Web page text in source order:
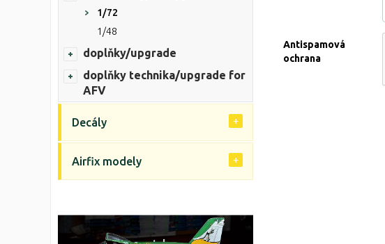
Antispamová
ochrana
1/72
1/48
doplňky/upgrade
doplňky technika/upgrade for
AFV
Decály
Airfix modely